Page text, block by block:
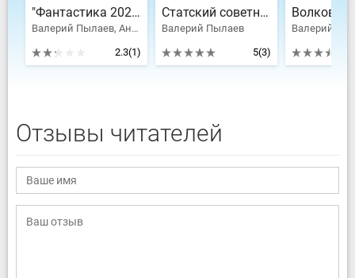
"Фантастика 2023-43". Компиляция. Книги 1-12
Валерий Пылаев, Андрей Антоневич
2.3(1)
Статский советник
Валерий Пылаев
5(3)
Валерий
Отзывы читателей